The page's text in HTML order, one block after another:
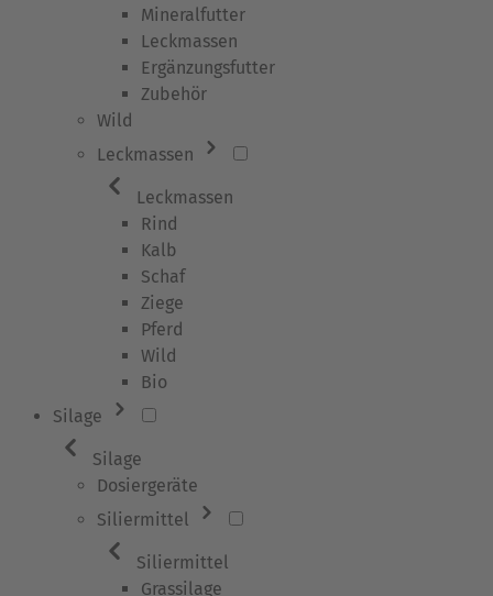
Mineralfutter
Leckmassen
Ergänzungsfutter
Zubehör
Wild
Leckmassen
Leckmassen
Rind
Kalb
Schaf
Ziege
Pferd
Wild
Bio
Silage
Silage
Dosiergeräte
Siliermittel
Siliermittel
Grassilage